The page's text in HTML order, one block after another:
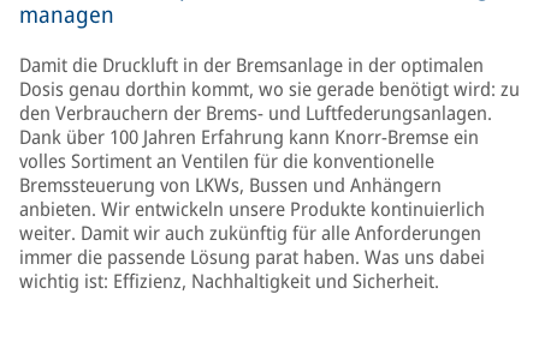
managen
Damit die Druckluft in der Bremsanlage in der optimalen
Dosis genau dorthin kommt, wo sie gerade benötigt wird: zu
den Verbrauchern der Brems- und Luftfederungsanlagen.
Dank über 100 Jahren Erfahrung kann Knorr-Bremse ein
volles Sortiment an Ventilen für die konventionelle
Bremssteuerung von LKWs, Bussen und Anhängern
anbieten. Wir entwickeln unsere Produkte kontinuierlich
weiter. Damit wir auch zukünftig für alle Anforderungen
immer die passende Lösung parat haben. Was uns dabei
wichtig ist: Effizienz, Nachhaltigkeit und Sicherheit.